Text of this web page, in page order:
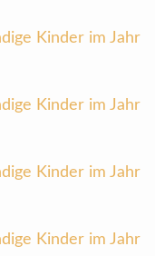
Kinder im Jahr
Kinder im Jahr
Kinder im Jahr
Kinder im Jahr